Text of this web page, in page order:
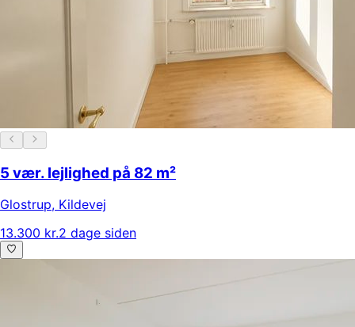
5 vær. lejlighed på 82 m²
Glostrup, Kildevej
13.300 kr.2 dage siden